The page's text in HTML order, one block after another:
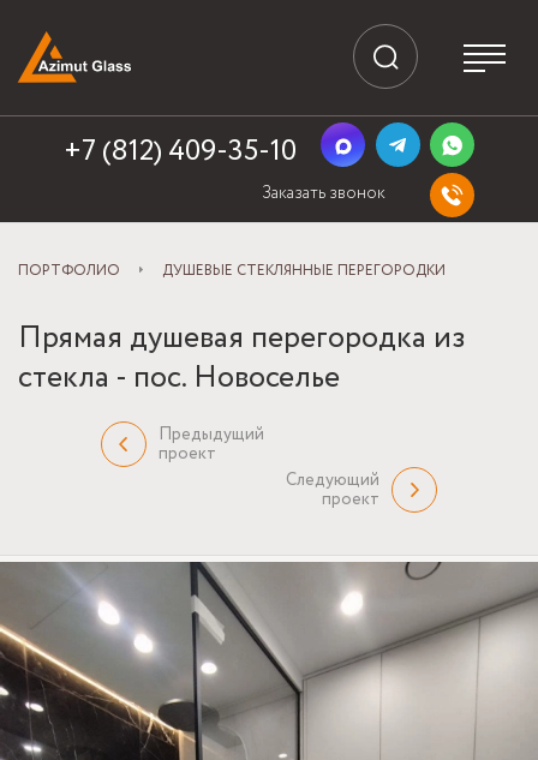
+7 (812) 409-35-10
Заказать звонок
ПОРТФОЛИО ДУШЕВЫЕ СТЕКЛЯННЫЕ ПЕРЕГОРОДКИ
Прямая душевая перегородка из
стекла - пос. Новоселье
Предыдущий
проект
Следующий
проект